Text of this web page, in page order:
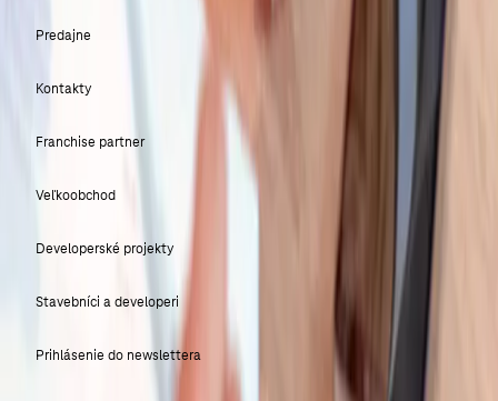
Predajne
Kontakty
Franchise partner
Veľkoobchod
Developerské projekty
Stavebníci a developeri
Prihlásenie do newslettera